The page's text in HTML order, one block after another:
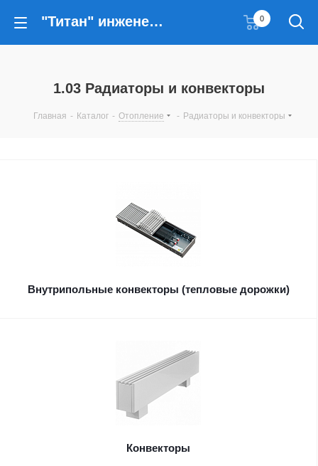
"Титан" инженерные решения 0
1.03 Радиаторы и конвекторы
Главная - Каталог - Отопление - Радиаторы и конвекторы
Внутрипольные конвекторы (тепловые дорожки)
Конвекторы